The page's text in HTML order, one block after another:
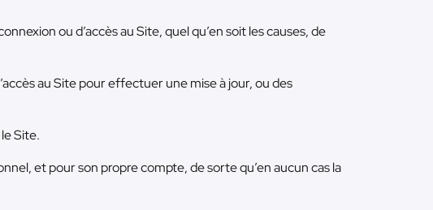
ou d’accès au Site, quel qu’en soit les causes, de
au Site pour effectuer une mise à jour, ou des
Site.
et pour son propre compte, de sorte qu’en aucun cas la